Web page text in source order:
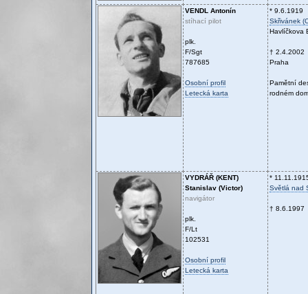
VENDL Antonín
stíhací pilot
plk.
F/Sgt
787685
Osobní profil
Letecká karta
* 9.6.1919
Skřivánek
Havlíčkova
† 2.4.2002
Praha
Pamětní
rodném
VYDRÁŘ (KENT)
Stanislav (Victor)
navigátor
plk.
F/Lt
102531
Osobní profil
Letecká karta
*
Světlá nad
† 8.6.1997